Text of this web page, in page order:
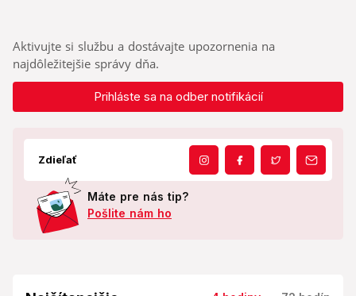
Aktivujte si službu a dostávajte upozornenia na
najdôležitejšie správy dňa.
Prihláste sa na odber notifikácií
Zdieľať
Máte pre nás tip?
Pošlite nám ho